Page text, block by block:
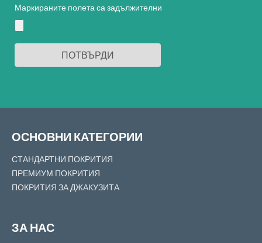
Маркираните полета са задължителни
ОСНОВНИ КАТЕГОРИИ
СТАНДАРТНИ ПОКРИТИЯ
ПРЕМИУМ ПОКРИТИЯ
ПОКРИТИЯ ЗА ДЖАКУЗИТА
ЗА НАС